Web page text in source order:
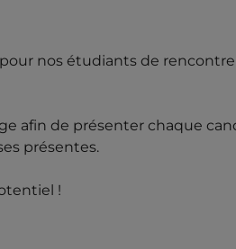
nos étudiants de
afin de présenter chaque
présentes.
!